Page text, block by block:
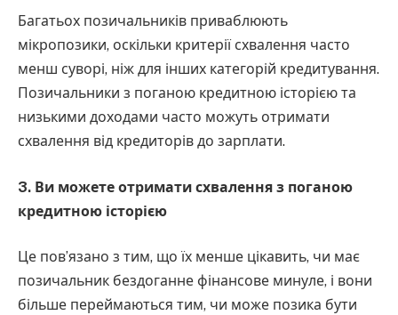
Багатьох позичальників приваблюють
мікропозики, оскільки критерії схвалення часто
менш суворі, ніж для інших категорій кредитування.
Позичальники з поганою кредитною історією та
низькими доходами часто можуть отримати
схвалення від кредиторів до зарплати.
3. Ви можете отримати схвалення з поганою
кредитною історією
Це пов’язано з тим, що їх менше цікавить, чи має
позичальник бездоганне фінансове минуле, і вони
більше переймаються тим, чи може позика бути